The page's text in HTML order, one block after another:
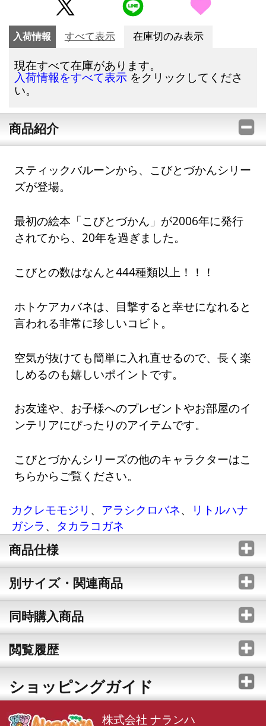
入荷情報 すべて表示 在庫切のみ表示
現在すべて在庫があります。
入荷情報をすべて表示 をクリックしてくださ
い。
商品紹介
スティックバルーンから、こびとづかんシリー
ズが登場。
最初の絵本「こびとづかん」が2006年に発行
されてから、20年を過ぎました。
こびとの数はなんと444種類以上！！！
ホトケアカバネは、目撃すると幸せになれると
言われる非常に珍しいコビト。
空気が抜けても簡単に入れ直せるので、長く楽
しめるのも嬉しいポイントです。
お友達や、お子様へのプレゼントやお部屋のイ
ンテリアにぴったりのアイテムです。
こびとづかんシリーズの他のキャラクターはこ
ちらからご覧ください。
カクレモモジリ 、 アラシクロバネ、
リトルハナ
ガシラ 、 タカラコガネ
商品仕様
別サイズ・関連商品
同時購入商品
閲覧履歴
ショッピングガイド
株式会社 ナランハ